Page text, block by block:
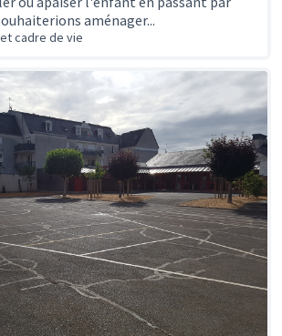
aménager...
cadre de vie